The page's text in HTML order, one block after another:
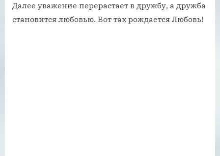
Далее уважение перерастает в дружбу, а дружба
становится любовью. Вот так рождается Любовь!